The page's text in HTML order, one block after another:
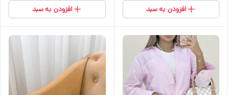
افزودن به سبد افزودن به سبد